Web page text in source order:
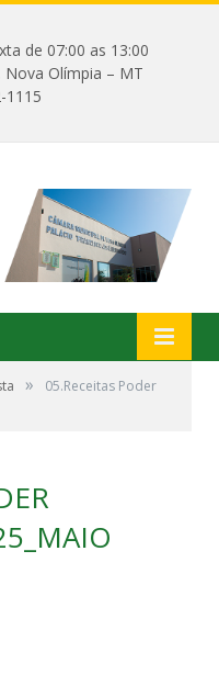
de 07:00 as 13:00
Nova Olímpia – MT
1115
»
05.Receitas Poder